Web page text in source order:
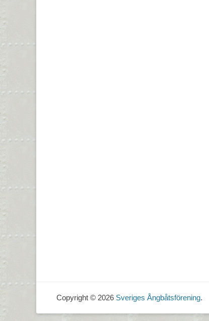
Copyright © 2026 Sveriges Ångbåtsförening.